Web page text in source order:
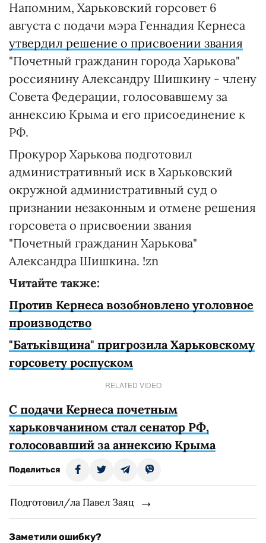
Напомним, Харьковский горсовет 6
августа с подачи мэра Геннадия Кернеса
утвердил решение о присвоении звания
"Почетный гражданин города Харькова"
россиянину Александру Шишкину - члену
Совета Федерации, голосовавшему за
аннексию Крыма и его присоединение к
РФ.
Прокурор Харькова подготовил
административный иск в Харьковский
окружной административный суд о
признании незаконным и отмене решения
горсовета о присвоении звания
"Почетный гражданин Харькова"
Александра Шишкина. !zn
Читайте также:
Против Кернеса возобновлено уголовное
производство
"Батьківщина" пригрозила Харьковскому
горсовету роспуском
RELATED VIDEO
С подачи Кернеса почетным
харьковчанином стал сенатор РФ,
голосовавший за аннексию Крыма
Поделиться
Подготовил/ла Павел Заяц
Заметили ошибку?